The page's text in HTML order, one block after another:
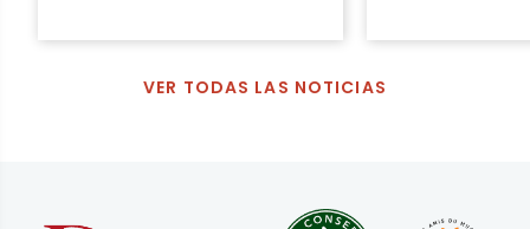
VER TODAS LAS NOTICIAS